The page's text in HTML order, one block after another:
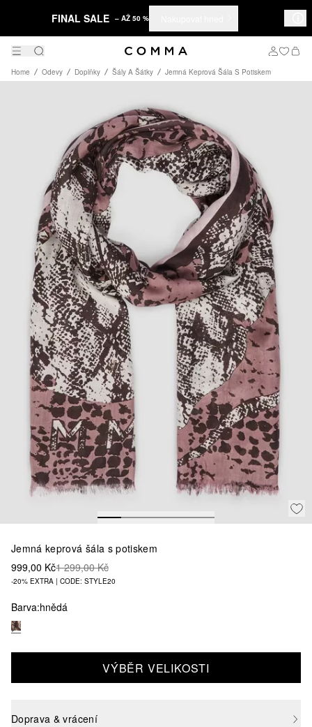
FINAL SALE – AŽ 50 %
Home Odevy Doplňky Šály A Šátky Jemná Keprová Šála S Potiskem
Jemná keprová šála s potiskem
999,00 Kč1 299,00 Kč
-20% EXTRA | CODE: STYLE20
Barva:hnědá
VÝBĚR VELIKOSTI
Doprava & vrácení